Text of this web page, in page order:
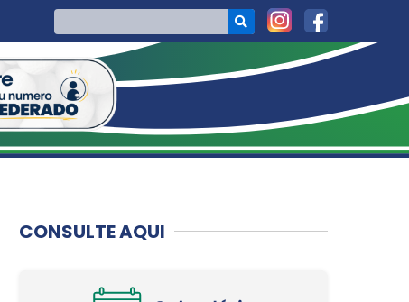
CONSULTE AQUI